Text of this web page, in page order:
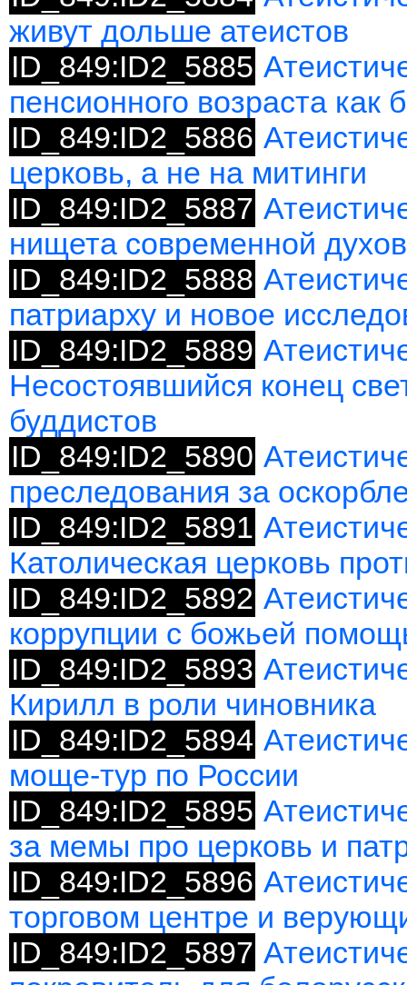
живут дольше атеистов
ID_849:ID2_5885
пенсионного возраста как
ID_849:ID2_5886
церковь, а не на митинги
ID_849:ID2_5887
нищета современной
ID_849:ID2_5888
патриарху и новое
ID_849:ID2_5889
Несостоявшийся конец
буддистов
ID_849:ID2_5890
преследования за
ID_849:ID2_5891
Католическая церковь
ID_849:ID2_5892
коррупции с божьей
ID_849:ID2_5893
Кирилл в роли чиновника
ID_849:ID2_5894
моще-тур по России
ID_849:ID2_5895
за мемы про церковь и
ID_849:ID2_5896
торговом центре и
ID_849:ID2_5897